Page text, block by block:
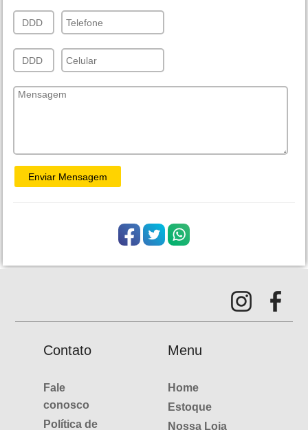
Contato Menu
Fale
conosco
Política de
Home
Estoque
Nossa Loja